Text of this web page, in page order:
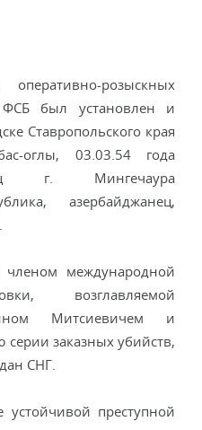
розыскных
ФСБ был установлен и
Ставропольского края
оглы, 03.03.54 года
г. Мингечаура
азербайджанец,
членом международной
возглавляемой
Митсиевичем и
заказных убийств,
СНГ.
преступной